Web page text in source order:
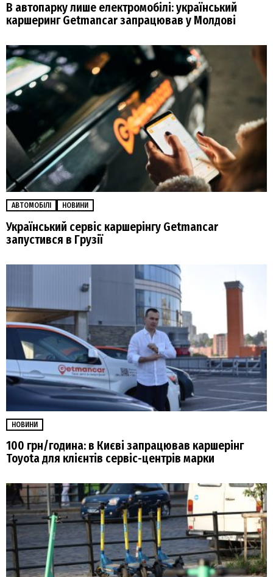
В автопарку лише електромобілі: український
каршеринг Getmancar запрацював у Молдові
АВТОМОБІЛІ НОВИНИ
Український сервіс каршерінгу Getmancar
запустився в Грузії
НОВИНИ
100 грн/година: в Києві запрацював каршерінг
Toyota для клієнтів сервіс-центрів марки